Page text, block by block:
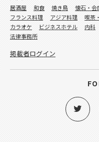
居酒屋 和食 焼き鳥 懐石・会
フランス料理
アジア料理 喫茶
カラオケ
ビジネスホテル 内科
法律事務所
掲載者ログイン